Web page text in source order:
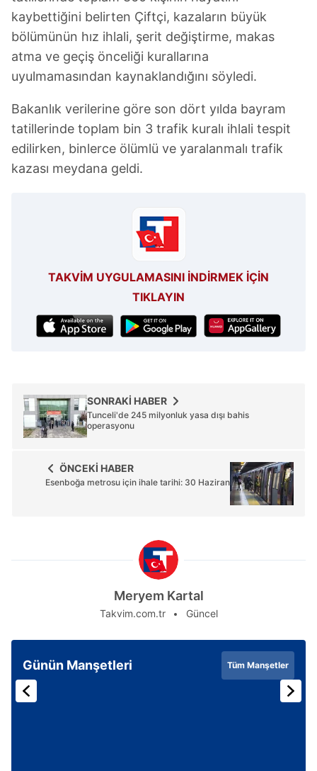
kaybettiğini belirten Çiftçi, kazaların büyük
bölümünün hız ihlali, şerit değiştirme, makas
atma ve geçiş önceliği kurallarına
uyulmamasından kaynaklandığını söyledi.
Bakanlık verilerine göre son dört yılda bayram
tatillerinde toplam bin 3 trafik kuralı ihlali tespit
edilirken, binlerce ölümlü ve yaralanmalı trafik
kazası meydana geldi.
TAKVİM UYGULAMASINI İNDİRMEK İÇİN
TIKLAYIN
SONRAKİ HABER
Tunceli'de 245 milyonluk yasa dışı bahis
operasyonu
ÖNCEKİ HABER
Esenboğa metrosu için ihale tarihi: 30 Haziran
Meryem Kartal
Takvim.com.tr Güncel
Günün Manşetleri Tüm Manşetler